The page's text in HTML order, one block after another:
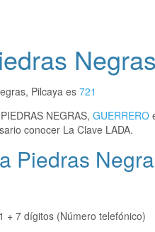
Pilcaya es721
NEGRAS, GUERRERO
conocer La Clave LADA.
Piedras
+ 7 dígitos (Número telefónico)